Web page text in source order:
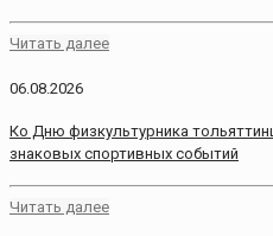
Читать далее
06.08.2026
Ко Дню физкультурника
знаковых спортивных событий
Читать далее